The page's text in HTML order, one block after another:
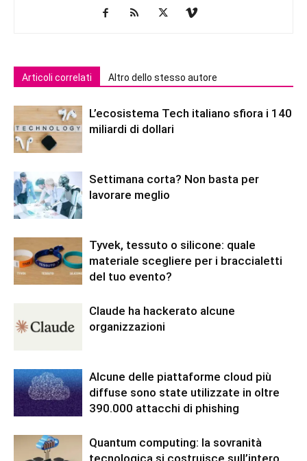
Articoli correlati Altro dello stesso autore
L’ecosistema Tech italiano sfiora i 140
miliardi di dollari
Settimana corta? Non basta per
lavorare meglio
Tyvek, tessuto o silicone: quale
materiale scegliere per i braccialetti
del tuo evento?
Claude ha hackerato alcune
organizzazioni
Alcune delle piattaforme cloud più
diffuse sono state utilizzate in oltre
390.000 attacchi di phishing
Quantum computing: la sovranità
tecnologica si costruisce sull’intero